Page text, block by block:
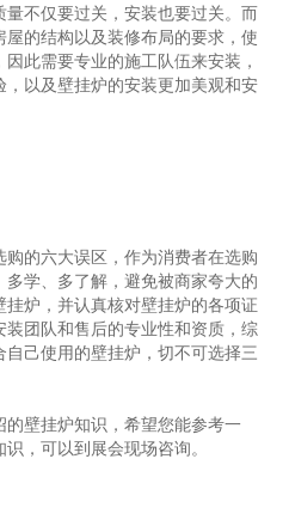
不仅要过关，安装也要过关。而
的结构以及装修布局的要求，使
此需要专业的施工队伍来安装，
以及壁挂炉的安装更加美观和安
的六大误区，作为消费者在选购
学、多了解，避免被商家夸大的
炉，并认真核对壁挂炉的各项证
团队和售后的专业性和资质，综
己使用的壁挂炉，切不可选择三
的壁挂炉知识，希望您能参考一
，可以到展会现场咨询。